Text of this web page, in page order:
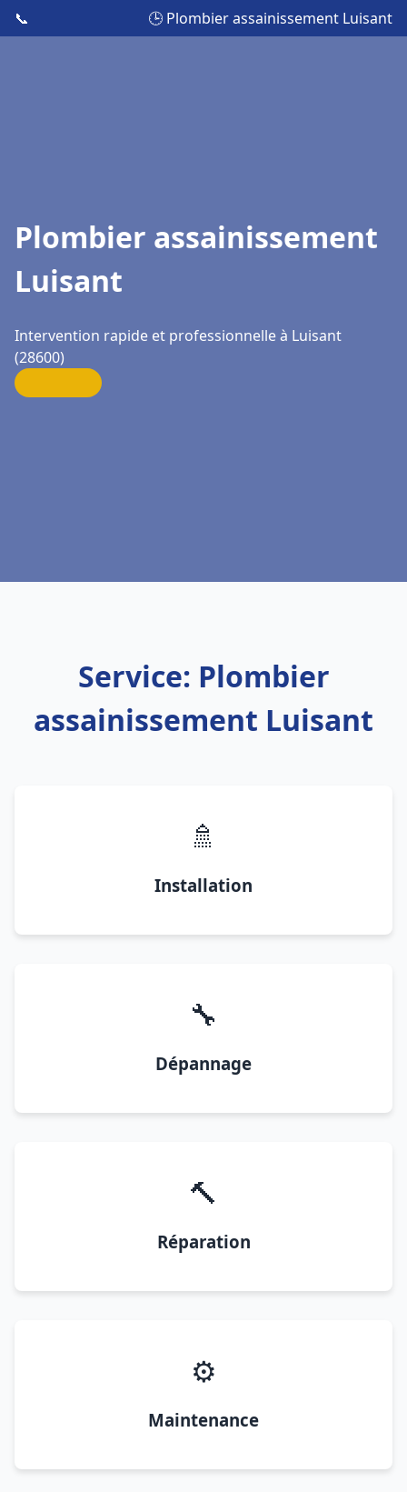
📞 🕒 Plombier assainissement Luisant
Plombier assainissement
Luisant
Intervention rapide et professionnelle à Luisant
(28600)
Service: Plombier
assainissement Luisant
🚿
Installation
🔧
Dépannage
🔨
Réparation
⚙️
Maintenance